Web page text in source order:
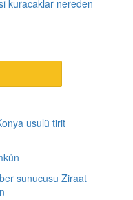
kuracaklar nereden
usulü tirit
sunucusu Ziraat